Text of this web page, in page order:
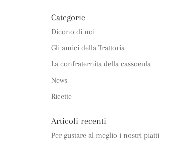
Categorie
Dicono di noi
Gli amici della Trattoria
La confraternita della cassoeula
News
Ricette
Articoli recenti
Per gustare al meglio i nostri piatti